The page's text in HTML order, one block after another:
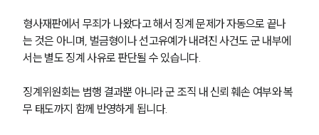
형사재판에서 무죄가 나왔다고 해서 징계 문제가 자동으로 끝나
는 것은 아니며, 벌금형이나 선고유예가 내려진 사건도 군 내부에
서는 별도 징계 사유로 판단될 수 있습니다.
징계위원회는 범행 결과뿐 아니라 군 조직 내 신뢰 훼손 여부와 복
무 태도까지 함께 반영하게 됩니다.